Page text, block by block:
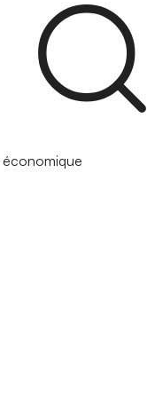
économique